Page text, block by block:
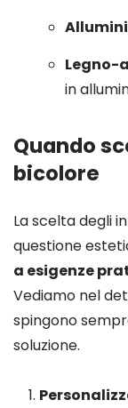
Legno-
in
Quando
bicolore
La scelta degli
questione
a esigenze
Vediamo nel
spingono
soluzione.